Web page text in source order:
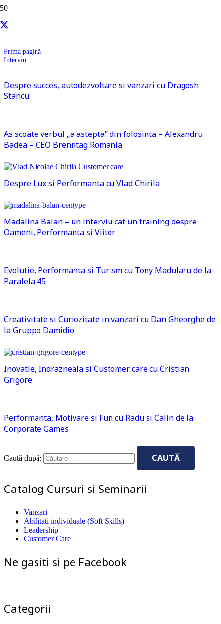
Interviu
Prima pagină
Interviu
Despre succes, autodezvoltare si vanzari cu Dragosh
Stancu
As scoate verbul „a astepta” din folosinta – Alexandru
Badea – CEO Brenntag Romania
Despre Lux si Performanta cu Vlad Chirila
Madalina Balan – un interviu cat un training despre
Oameni, Performanta si Viitor
Evolutie, Performanta si Turism cu Tony Madularu de la
Paralela 45
Creativitate si Curiozitate in vanzari cu Dan Gheorghe de
la Gruppo Damidio
Inovatie, Indrazneala si Customer care cu Cristian
Grigore
Performanta, Motivare si Fun cu Radu si Calin de la
Corporate Games
Caută după:
Catalog Cursuri si Seminarii
Vanzari
Abilitati individuale (Soft Skills)
Leadership
Customer Care
Ne gasiti si pe Facebook
Categorii